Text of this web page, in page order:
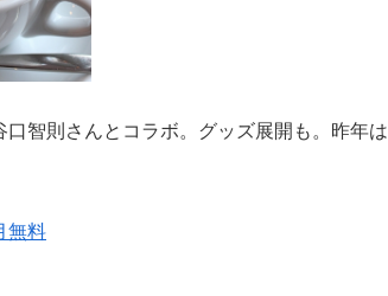
智則さんとコラボ。グッズ展開も。昨年は
無料